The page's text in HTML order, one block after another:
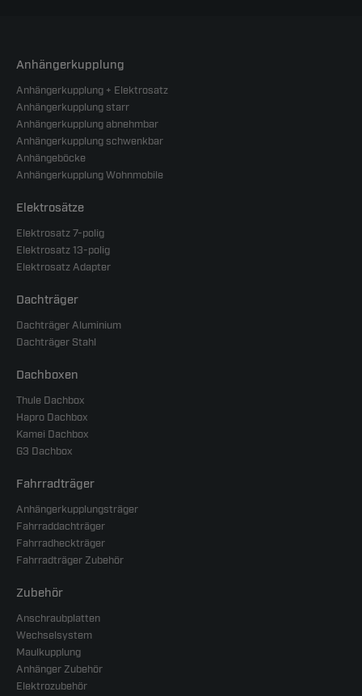
Anhängerkupplung
Anhängerkupplung + Elektrosatz
Anhängerkupplung starr
Anhängerkupplung abnehmbar
Anhängerkupplung schwenkbar
Anhängeböcke
Anhängerkupplung Wohnmobile
Elektrosätze
Elektrosatz 7-polig
Elektrosatz 13-polig
Elektrosatz Adapter
Dachträger
Dachträger Aluminium
Dachträger Stahl
Dachboxen
Thule Dachbox
Hapro Dachbox
Kamei Dachbox
G3 Dachbox
Fahrradträger
Anhängerkupplungsträger
Fahrraddachträger
Fahrradheckträger
Fahrradträger Zubehör
Zubehör
Anschraubplatten
Wechselsystem
Maulkupplung
Anhänger Zubehör
Elektrozubehör